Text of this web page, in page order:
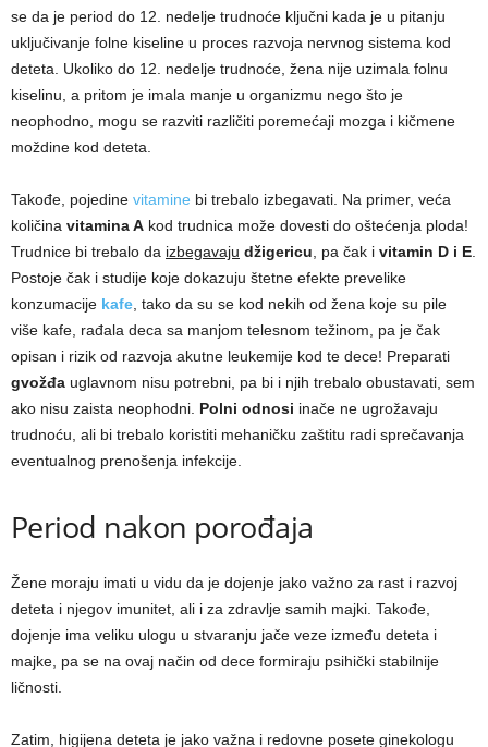
se da je period do 12. nedelje trudnoće ključni kada je u pitanju
uključivanje folne kiseline u proces razvoja nervnog sistema kod
deteta. Ukoliko do 12. nedelje trudnoće, žena nije uzimala folnu
kiselinu, a pritom je imala manje u organizmu nego što je
neophodno, mogu se razviti različiti poremećaji mozga i kičmene
moždine kod deteta.
Takođe, pojedine vitamine bi trebalo izbegavati. Na primer, veća
količina vitamina A kod trudnica može dovesti do oštećenja ploda!
Trudnice bi trebalo da izbegavaju džigericu , pa čak i vitamin D i E
Postoje čak i studije koje dokazuju štetne efekte prevelike
konzumacije kafe , tako da su se kod nekih od žena koje su pile
više kafe, rađala deca sa manjom telesnom težinom, pa je čak
opisan i rizik od razvoja akutne leukemije kod te dece! Preparati
gvožđa uglavnom nisu potrebni, pa bi i njih trebalo obustavati, sem
ako nisu zaista neophodni. Polni odnosi inače ne ugrožavaju
trudnoću, ali bi trebalo koristiti mehaničku zaštitu radi sprečavanja
eventualnog prenošenja infekcije.
Period nakon porođaja
Žene moraju imati u vidu da je dojenje jako važno za rast i razvoj
deteta i njegov imunitet, ali i za zdravlje samih majki. Takođe,
dojenje ima veliku ulogu u stvaranju jače veze između deteta i
majke, pa se na ovaj način od dece formiraju psihički stabilnije
ličnosti.
Zatim, higijena deteta je jako važna i redovne posete ginekologu